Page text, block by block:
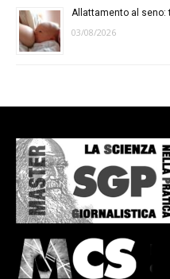
Allattamento al seno:
03/08/2026